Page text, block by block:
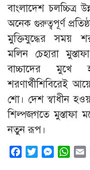
বাংলাদেশ চলচ্চিত্র
অনেক গুরুত্বপূর্ণ
মুক্তিযুদ্ধের সময়
মলিন চেহারা
বাচ্চাদের
শরণার্থীশিবিরেই
শো। দেশ স্বাধীন
শিল্পজগতে মুস্তাফা
নতুন রূপ।
FacebookTwitter